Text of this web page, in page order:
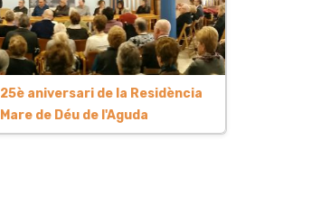
25è aniversari de la Residència
Mare de Déu de l'Aguda